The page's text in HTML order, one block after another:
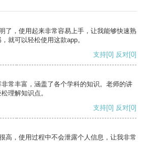
了，使用起来非常容易上手，让我能够快速熟
就可以轻松使用这款app。
支持[0] 反对[0]
常丰富，涵盖了各个学科的知识。老师的讲
理解知识点。
支持[0] 反对[0]
高，使用过程中不会泄露个人信息，让我非常